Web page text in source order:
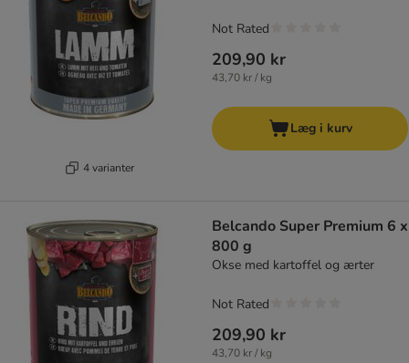
4 varianter
209,90 kr
43,70 kr / kg
Not Rated
Læg i kurv
Belcando Super Premium 6 x
800 g
Okse med kartoffel og ærter
209,90 kr
43,70 kr / kg
Not Rated